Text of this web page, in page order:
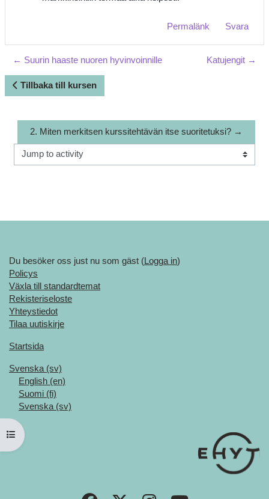
Öppna kursmenyn
Permalänk Svara
← Suurin haaste nuoren hyvinvoinnille Katujengit →
Tillbaka till kursen
Jump to activity
2. Miten merkitsen kurssitehtävän itse suoritetuksi? →
Du besöker oss just nu som gäst (Logga in)
Policys
Växla till standardtemat
Rekisteriseloste
Yhteystiedot
Tilaa uutiskirje
Startsida
Svenska ‎(sv)‎
English ‎(en)‎
Suomi ‎(fi)‎
Svenska ‎(sv)‎